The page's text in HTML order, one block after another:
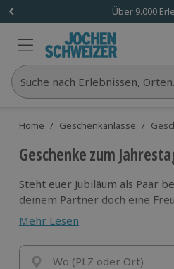
Über 9.000
Suche nach Erlebnissen,
Home / Geschenkanlässe /
Geschenke zum
Steht euer Jubiläum als Paar
deinem Partner doch eine
Überraschungen kommen von
Erinnerung.
Jahrestagfindest du im
Schweizer. Stöbere durch das
Mehr Lesen
Wo (PLZ oder Ort)